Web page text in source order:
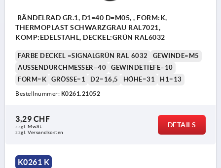
RÄNDELRAD GR.1, D1=40 D=M05, , FORM:K,
THERMOPLAST SCHWARZGRAU RAL7021,
KOMP:EDELSTAHL, DECKEL:GRÜN RAL6032
FARBE DECKEL =SIGNALGRÜN RAL 6032
GEWINDE=M5
AUSSENDURCHMESSER=40
GEWINDETIEFE=10
FORM=K
GRÖSSE=1 D2=16,5 HÖHE=31 H1=13
Bestellnummer: K0261.21052
3,29 CHF
zzgl. MwSt.
zzgl. Versandkosten
DETAILS
K0261 K